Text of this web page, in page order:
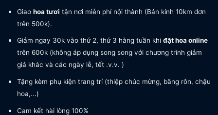
Giao hoa tươi tận nơi miễn phí nội thành (Bán kính 10km đơn
trên 500k).
Giảm ngay 30k vào thứ 2, thứ 3 hàng tuần khi đặt hoa online
trên 600k (không áp dụng song song với chương trình giảm
giá khác và các ngày lễ, tết .v.v. )
Tặng kèm phụ kiện trang trí (thiệp chúc mừng, băng rôn, chậu
hoa,...)
Cam kết hài lòng 100%